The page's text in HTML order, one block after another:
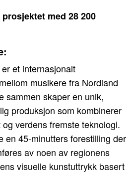
med 28 200
et internasjonalt
musikere fra Nordland
sammen skaper en unik,
produksjon som kombinerer
verdens fremste teknologi.
en 45-minutters forestilling der
av noen av regionens
visuelle kunstuttrykk basert